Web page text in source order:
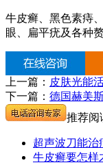
牛皮癣、黑色素痔
眼、扁平疣及各种
上一篇： 皮肤光能
下一篇： 德国赫美
推荐阅
超声波刀能治
牛皮癣要怎样